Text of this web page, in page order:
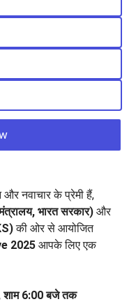
और नवाचार के प्रेमी हैं,
भारत सरकार) और
की ओर से आयोजित
2025 आपके लिए एक
शाम 6:00 बजे तक